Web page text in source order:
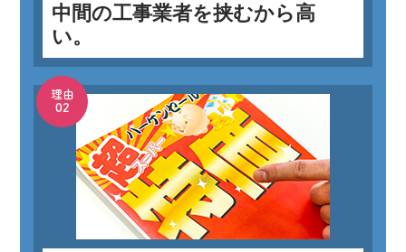
中間の工事業者を挟むから高
い。
理由
02